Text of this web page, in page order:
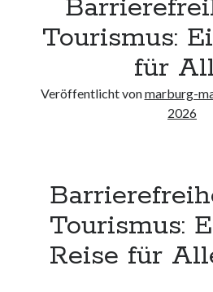
Neueste Kommentare
Keine Kommentare vorhanden.
Archiv
April 2026
März 2026
Februar 2026
Januar 2026
Dezember 2025
Tourismus:
für
Veröffentlicht vonmarburg-
2026
Tourismus:
Reise für